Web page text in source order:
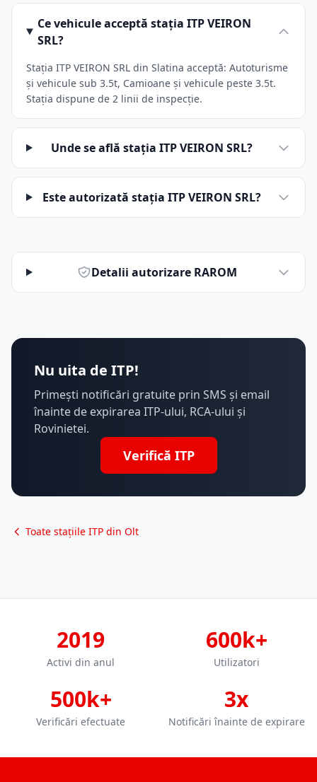
Ce vehicule acceptă stația ITP VEIRON
SRL?
Stația ITP VEIRON SRL din Slatina acceptă: Autoturisme
și vehicule sub 3.5t, Camioane și vehicule peste 3.5t.
Stația dispune de 2 linii de inspecție.
Unde se află stația ITP VEIRON SRL?
Este autorizată stația ITP VEIRON SRL?
Detalii autorizare RAROM
Nu uita de ITP!
Primești notificări gratuite prin SMS și email
înainte de expirarea ITP-ului, RCA-ului și
Rovinietei.
Verifică ITP
Toate stațiile ITP din Olt
2019
Activi din anul
600k+
Utilizatori
500k+
Verificări efectuate
3x
Notificări înainte de expirare